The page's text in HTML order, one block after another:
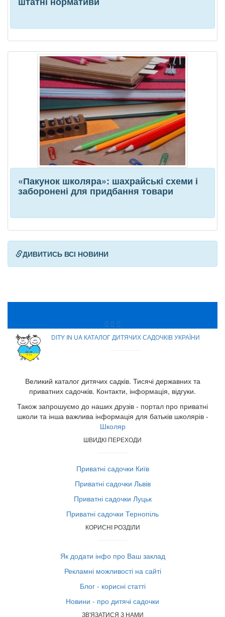
«Пакунок школяра»: шахрайські схеми і
заборонені для придбання товари
ДИВИТИСЬ ВСІ НОВИНИ
DITY IN UA КАТАЛОГ ДИТЯЧИХ САДОЧКІВ УКРАЇНИ
Великий каталог дитячих садків. Тисячі державних та
приватних садочків. Контакти, інформація, відгуки.
Також запрошуємо до наших друзів - портал про приватні
школи та інша важлива інформація для батьків школярів -
Школяр
ШВИДКІ ПЕРЕХОДИ
Приватні садочки Київ
Приватні садочки Львів
Приватні садочки Луцьк
Приватні садочки Тернопіль
КОРИСНІ РОЗДІЛИ
Як додати інфо про Ваш заклад
Рекламні можливості на сайті
Блог - корисні статті
Новини - про дитячі садочки
ЗВ'ЯЗАТИСЯ З НАМИ